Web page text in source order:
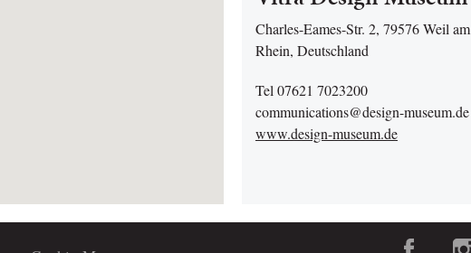
Charles-Eames-Str. 2, 79576 Weil am
Rhein, Deutschland
Tel 07621 7023200
communications@design-museum.de
www.design-museum.de